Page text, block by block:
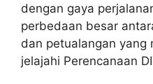
dengan gaya
perbedaan besar
dan petualangan yang
jelajahi Perencanaan